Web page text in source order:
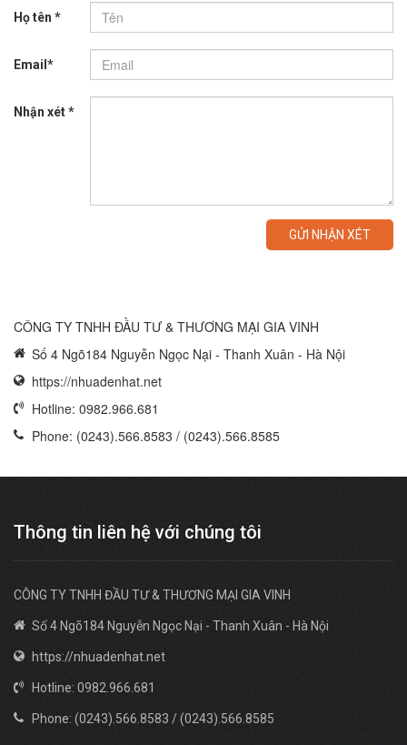
Họ tên *
Email*
Nhận xét *
GỬI NHẬN XÉT
CÔNG TY TNHH ĐẦU TƯ & THƯƠNG MẠI GIA VINH
Số 4 Ngõ184 Nguyễn Ngọc Nại - Thanh Xuân - Hà Nội
https://nhuadenhat.net
Hotline: 0982.966.681
Phone: (0243).566.8583 / (0243).566.8585
Thông tin liên hệ với chúng tôi
CÔNG TY TNHH ĐẦU TƯ & THƯƠNG MẠI GIA VINH
Số 4 Ngõ184 Nguyễn Ngọc Nại - Thanh Xuân - Hà Nội
https://nhuadenhat.net
Hotline: 0982.966.681
Phone: (0243).566.8583 / (0243).566.8585